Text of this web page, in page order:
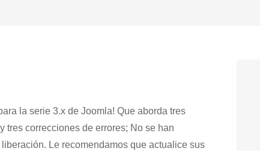
la serie 3.x de Joomla! Que aborda tres
correcciones de errores; No se han
Le recomendamos que actualice sus